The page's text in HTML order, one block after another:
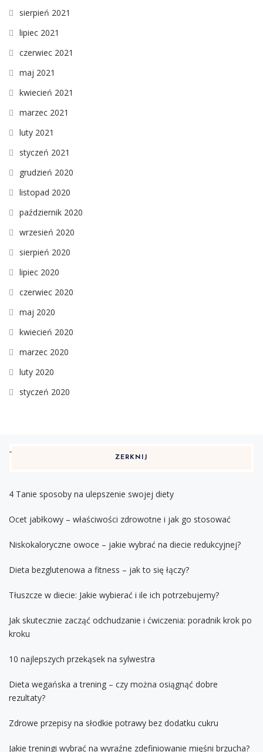
sierpień 2021
lipiec 2021
czerwiec 2021
maj 2021
kwiecień 2021
marzec 2021
luty 2021
styczeń 2021
grudzień 2020
listopad 2020
październik 2020
wrzesień 2020
sierpień 2020
lipiec 2020
czerwiec 2020
maj 2020
kwiecień 2020
marzec 2020
luty 2020
styczeń 2020
ZERKNIJ
4 Tanie sposoby na ulepszenie swojej diety
Ocet jabłkowy – właściwości zdrowotne i jak go stosować
Niskokaloryczne owoce – jakie wybrać na diecie redukcyjnej?
Dieta bezglutenowa a fitness – jak to się łączy?
Tłuszcze w diecie: Jakie wybierać i ile ich potrzebujemy?
Jak skutecznie zacząć odchudzanie i ćwiczenia: poradnik krok po
kroku
10 najlepszych przekąsek na sylwestra
Dieta wegańska a trening – czy można osiągnąć dobre
rezultaty?
Zdrowe przepisy na słodkie potrawy bez dodatku cukru
Jakie treningi wybrać na wyraźne zdefiniowanie mięśni brzucha?